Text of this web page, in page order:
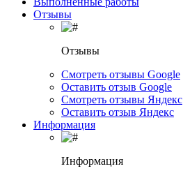
Отзывы
Отзывы
Смотреть отзывы Google
Оставить отзыв Google
Смотреть отзывы Яндекс
Оставить отзыв Яндекс
Информация
Информация